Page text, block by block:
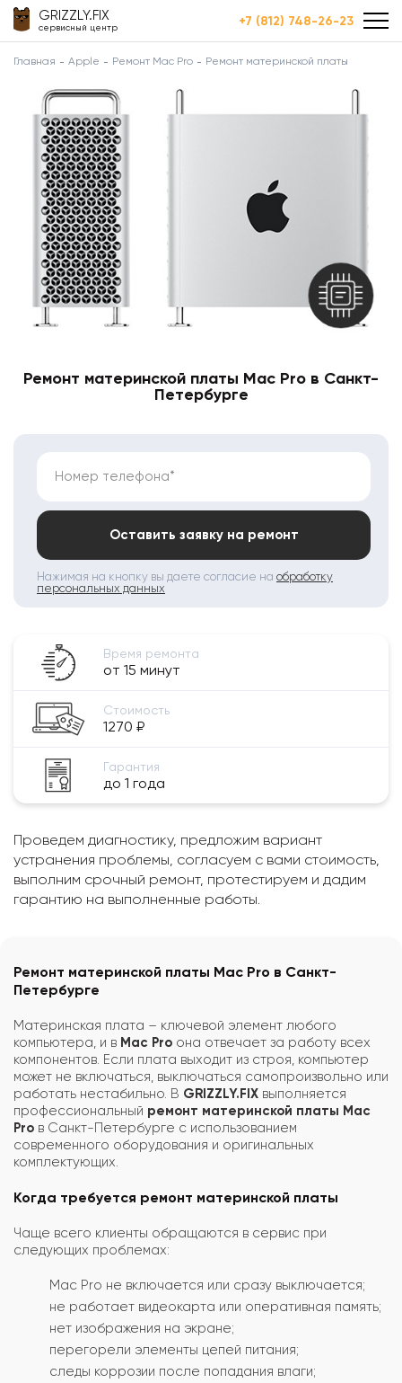
GRIZZLY.FIX
сервисный центр +7 (812) 748-26-23
Главная Apple Ремонт Mac Pro Ремонт материнской платы
Ремонт материнской платы Mac Pro в Санкт-
Петербурге
Номер телефона*
Оставить заявку на ремонт
Нажимая на кнопку вы даете согласие на обработку
персональных данных
Время ремонта
от 15 минут
Стоимость
1270 ₽
Гарантия
до 1 года
Проведем диагностику, предложим вариант
устранения проблемы, согласуем с вами стоимость,
выполним срочный ремонт, протестируем и дадим
гарантию на выполненные работы.
Ремонт материнской платы Mac Pro в Санкт-
Петербурге
Материнская плата – ключевой элемент любого
компьютера, и в Mac Pro она отвечает за работу всех
компонентов. Если плата выходит из строя, компьютер
может не включаться, выключаться самопроизвольно или
работать нестабильно. В GRIZZLY.FIX выполняется
профессиональный ремонт материнской платы Mac
Pro в Санкт-Петербурге с использованием
современного оборудования и оригинальных
комплектующих.
Когда требуется ремонт материнской платы
Чаще всего клиенты обращаются в сервис при
следующих проблемах:
Mac Pro не включается или сразу выключается;
не работает видеокарта или оперативная память;
нет изображения на экране;
перегорели элементы цепей питания;
следы коррозии после попадания влаги;